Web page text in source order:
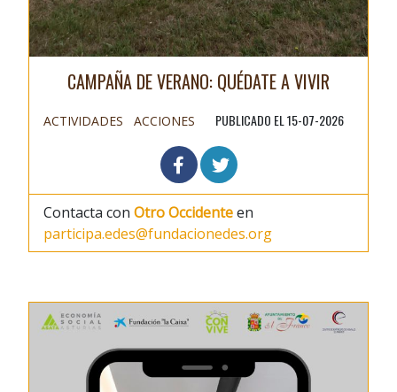
CAMPAÑA DE VERANO: QUÉDATE A VIVIR
ACTIVIDADES ACCIONES PUBLICADO EL 15-07-2026
Contacta con Otro Occidenteen
participa.edes@fundacionedes.org